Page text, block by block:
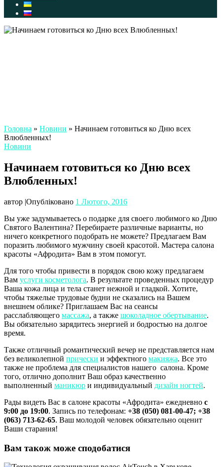
Головна » Новини » Начинаем готовиться ко Дню всех
Влюбленных!
Новини
Начинаем готовиться ко Дню всех
Влюбленных!
автор |Опубліковано 1 Лютого, 2016
Вы уже задумываетесь о подарке для своего любимого ко Дню
Святого Валентина? Перебираете различные варианты, но
ничего конкретного подобрать не можете? Предлагаем Вам
поразить любимого мужчину своей красотой. Мастера салона
красоты «Афродита» Вам в этом помогут.
Для того чтобы привести в порядок свою кожу предлагаем
Вам услуги косметолога. В результате проведенных процедур
Ваша кожа лица и тела станет нежной и гладкой. Хотите,
чтобы тяжелые трудовые будни не сказались на Вашем
внешнем облике? Приглашаем Вас на сеансы
расслабляющего массажа, а также шоколадное обертывание.
Вы обязательно зарядитесь энергией и бодростью на долгое
время.
Также отличный романтический вечер не представляется нам
без великолепной прически и эффектного макияжа. Все это
также не проблема для специалистов нашего салона. Кроме
того, отлично дополнит Ваш образ качественно
выполненный маникюр и индивидуальный дизайн ногтей.
Рады видеть Вас в салоне красоты «Афродита» ежедневно с
9:00 до 19:00. Запись по телефонам: +38 (050) 081-00-47; +38
(063) 713-62-65. Ваш молодой человек обязательно оценит
Ваши старания!
Вам також може сподобатися